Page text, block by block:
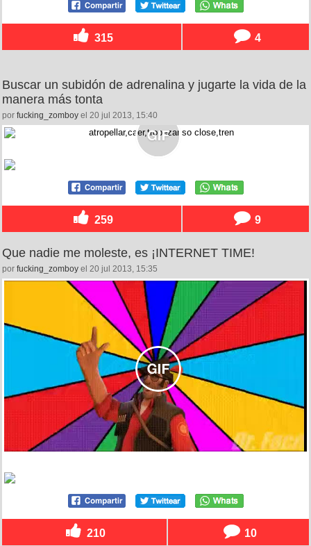
315 4
Buscar un subidón de adrenalina y jugarte la vida de la
manera más tonta
por fucking_zomboy el 20 jul 2013, 15:40
259 9
Que nadie me moleste, es ¡INTERNET TIME!
por fucking_zomboy el 20 jul 2013, 15:35
210 10